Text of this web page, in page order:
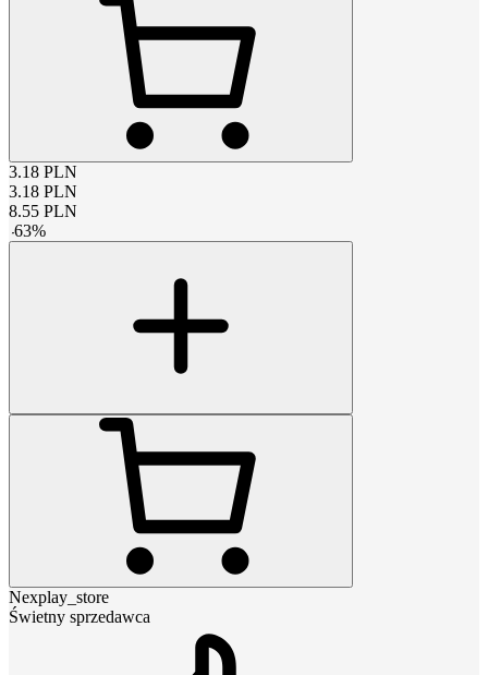
3.18 PLN
3.18 PLN
8.55 PLN
-63%
Nexplay_store
Świetny sprzedawca